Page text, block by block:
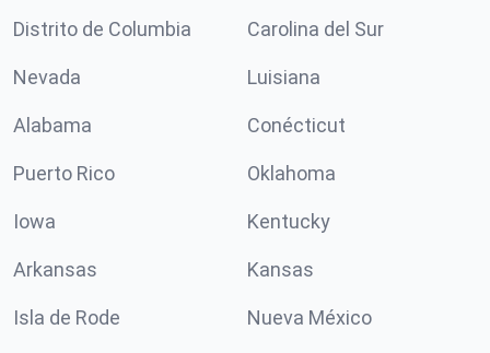
Distrito de Columbia Carolina del Sur
Nevada Luisiana
Alabama Conécticut
Puerto Rico Oklahoma
Iowa Kentucky
Arkansas Kansas
Isla de Rode Nueva México